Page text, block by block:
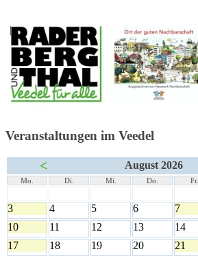
Veranstaltungen im Veedel
< August 2026
Mo. Di. Mi. Do. Fr.
3
4 5 6 7
10
11 12 13 14
17
18 19 20 21